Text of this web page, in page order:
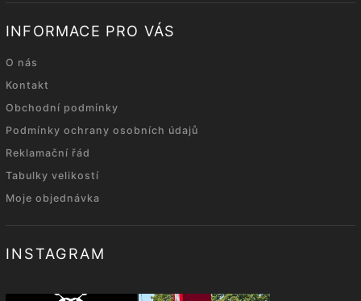
INFORMACE PRO VÁS
O nás
Kontakt
Obchodní podmínky
Podmínky ochrany osobních údajů
Reklamační řád
Tabulky velikostí
Moje objednávka
INSTAGRAM